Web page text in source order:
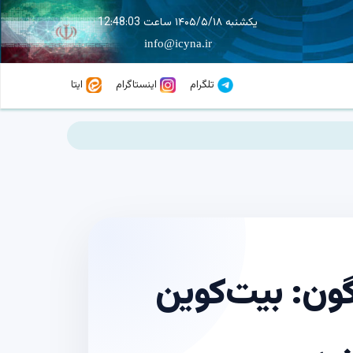
یکشنبه ۱۴۰۵/۵/۱۸ ساعت 12:48:04
info@icyna.ir
تلگرام اینستاگرام ایتا
بیت‌کوین